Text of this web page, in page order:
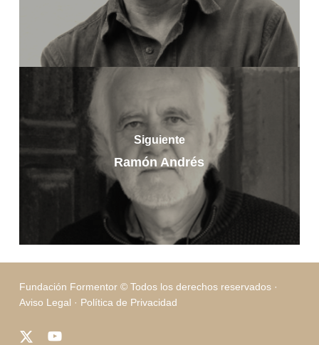
Siguiente
Ramón Andrés
Fundación Formentor © Todos los derechos reservados ·
Aviso Legal · Política de Privacidad
x- youtube